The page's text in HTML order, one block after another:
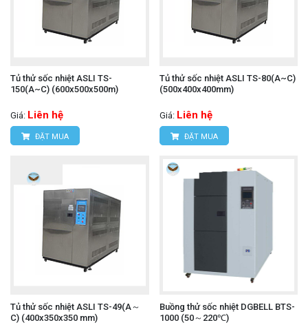
Tủ thử sốc nhiệt ASLI TS-
150(A~C) (600x500x500m)
Giá: Liên hệ
ĐẶT MUA
Tủ thử sốc nhiệt ASLI TS-80(A~C)
(500x400x400mm)
Giá: Liên hệ
ĐẶT MUA
Tủ thử sốc nhiệt ASLI TS-49(A～
C) (400x350x350 mm)
Buồng thử sốc nhiệt DGBELL BTS-
1000 (50～220℃)